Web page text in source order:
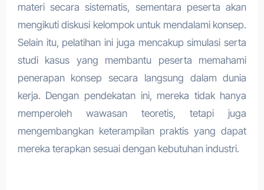
materi secara sistematis, sementara peserta akan
mengikuti diskusi kelompok untuk mendalami konsep.
Selain itu, pelatihan ini juga mencakup simulasi serta
studi kasus yang membantu peserta memahami
penerapan konsep secara langsung dalam dunia
kerja. Dengan pendekatan ini, mereka tidak hanya
memperoleh wawasan teoretis, tetapi juga
mengembangkan keterampilan praktis yang dapat
mereka terapkan sesuai dengan kebutuhan industri.